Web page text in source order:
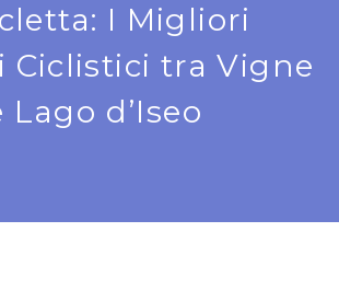
I Migliori
Ciclistici tra Vigne
Lago d’Iseo